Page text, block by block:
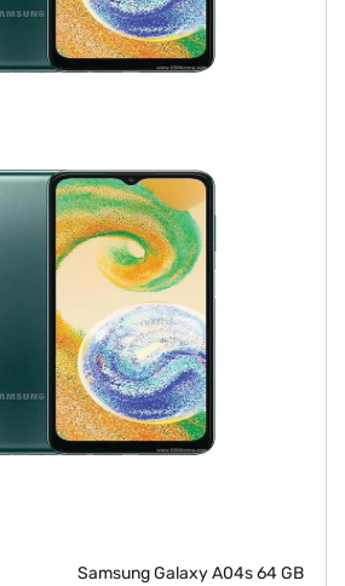
Samsung Galaxy A04s 64 GB